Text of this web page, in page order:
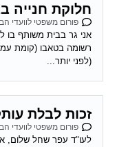
חלוקת חנייה
פורום משפטי לוועדי
אני גר בבית משותף בו
רשומה בטאבו (קומת
(לפני יותר...
זכות לבלת
פורום משפטי לוועדי
לעו"ד עפר שחל שלום,